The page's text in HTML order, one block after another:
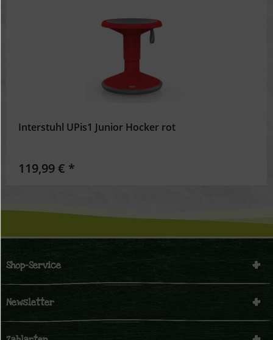
Interstuhl UPis1 Junior Hocker rot
119,99 € *
Shop-Service
Newsletter